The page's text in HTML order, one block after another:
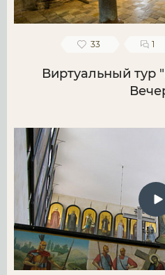
33 1
Виртуальный тур